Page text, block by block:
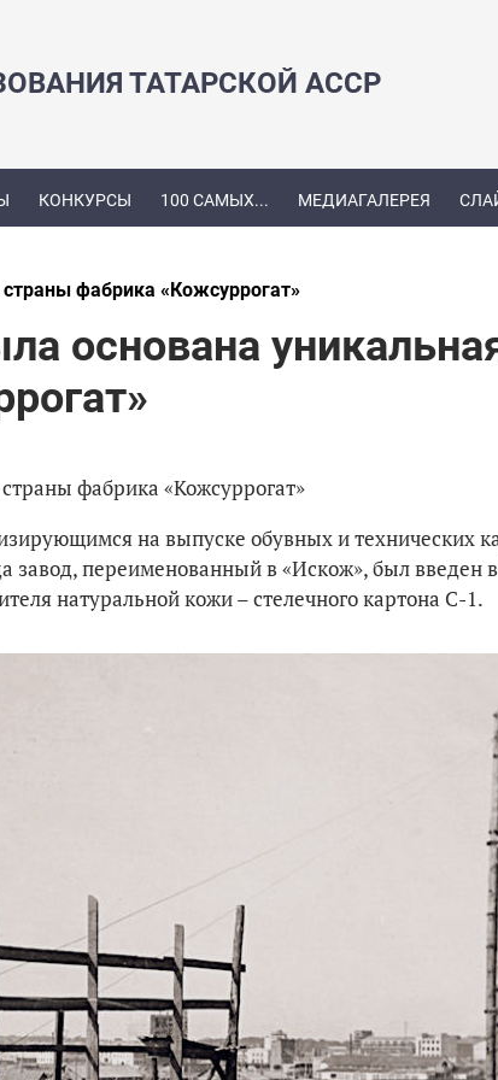
ТАТАРСКОЙ АССР
КОНКУРСЫ 100 САМЫХ... МЕДИАГАЛЕРЕЯ
фабрика «Кожсуррогат»
основана
фабрика «Кожсуррогат»
на выпуске обувных и технических
завод, переименованный в «Искож», был введен
натуральной кожи – стелечного картона С-1.